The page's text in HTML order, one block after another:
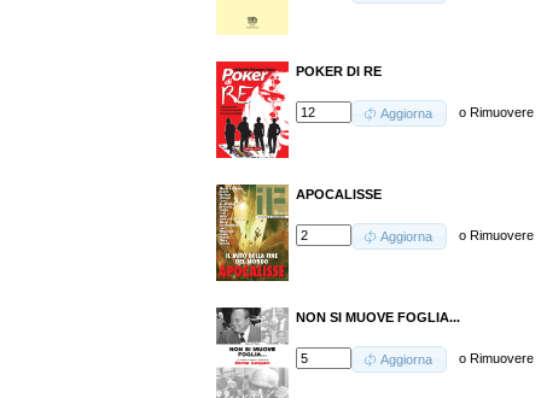
POKER DI RE
Aggiorna oRimuovere
APOCALISSE
Aggiorna oRimuovere
NON SI MUOVE FOGLIA...
Aggiorna oRimuovere